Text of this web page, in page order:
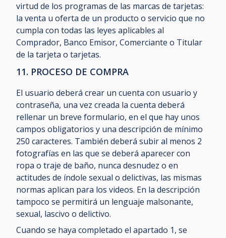
virtud de los programas de las marcas de tarjetas:
la venta u oferta de un producto o servicio que no
cumpla con todas las leyes aplicables al
Comprador, Banco Emisor, Comerciante o Titular
de la tarjeta o tarjetas.
11. PROCESO DE COMPRA
El usuario deberá crear un cuenta con usuario y
contraseña, una vez creada la cuenta deberá
rellenar un breve formulario, en el que hay unos
campos obligatorios y una descripción de mínimo
250 caracteres. También deberá subir al menos 2
fotografías en las que se deberá aparecer con
ropa o traje de baño, nunca desnudez o en
actitudes de índole sexual o delictivas, las mismas
normas aplican para los videos. En la descripción
tampoco se permitirá un lenguaje malsonante,
sexual, lascivo o delictivo.
Cuando se haya completado el apartado 1, se